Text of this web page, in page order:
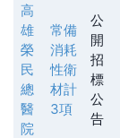
高
雄
榮
民
總
醫
院
常備
消耗
性衛
材計
3項
公
開
招
標
公
告